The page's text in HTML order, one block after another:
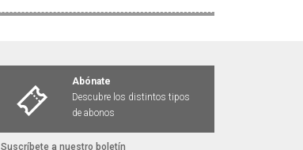
Abónate
Descubre los distintos tipos
de abonos
Suscríbete a nuestro boletín